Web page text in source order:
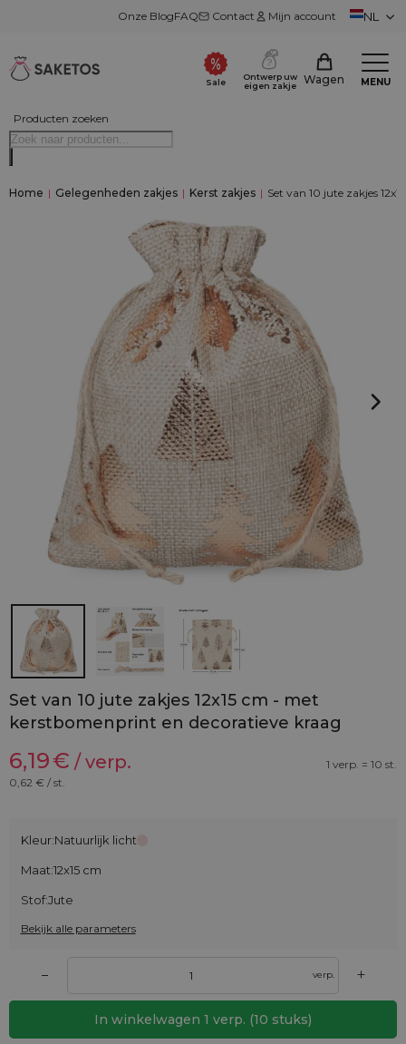
Onze BlogFAQ Contact Mijn account NL
Producten zoeken
Sale
Ontwerp uw
eigen zakje
Wagen MENU
Home | Gelegenheden zakjes | Kerst zakjes | Set van 10 jute zakjes
Set van 10 jute zakjes 12x15 cm - met
kerstbomenprint en decoratieve kraag
6,19€ / verp.
1 verp. = 10 st.
0,62 € / st.
Kleur:Natuurlijk licht
Maat:12x15 cm
Stof:Jute
Bekijk alle parameters
– verp. +
In winkelwagen 1 verp. (10 stuks)